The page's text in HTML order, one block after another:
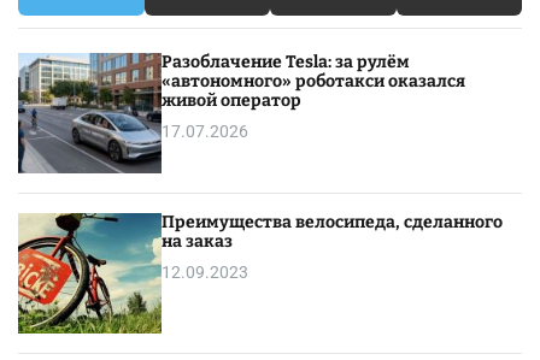
Разоблачение Tesla: за рулём
«автономного» роботакси оказался
живой оператор
17.07.2026
Преимущества велосипеда, сделанного
на заказ
12.09.2023